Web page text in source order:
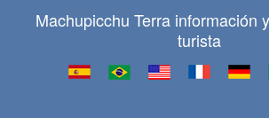
Machupicchu Terra información
turista